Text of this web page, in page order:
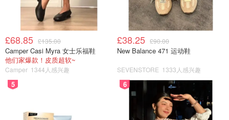
£68.85 £135.00
Camper Casi Myra 女士乐福鞋
他们家爆款！皮质超软~
Camper 1344人感兴趣
£38.25 £90.00
New Balance 471 运动鞋
SEVENSTORE 1333人感兴趣
5 6